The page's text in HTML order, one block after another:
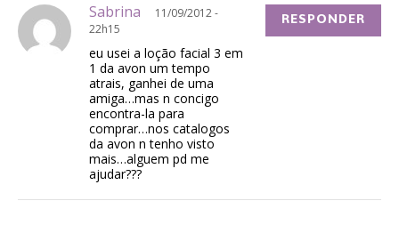
Sabrina
11/09/2012 -
22h15
eu usei a loção facial 3 em
1 da avon um tempo
atrais, ganhei de uma
amiga…mas n concigo
encontra-la para
comprar…nos catalogos
da avon n tenho visto
mais…alguem pd me
ajudar???
RESPONDER